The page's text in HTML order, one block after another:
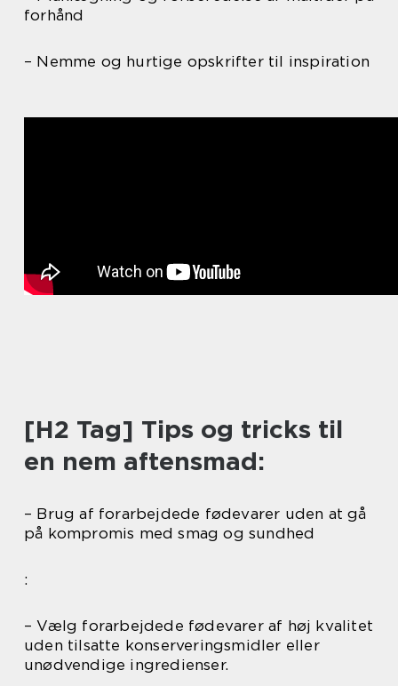
forhånd
– Nemme og hurtige opskrifter til inspiration
[H2 Tag] Tips og tricks til
en nem aftensmad:
– Brug af forarbejdede fødevarer uden at gå
på kompromis med smag og sundhed
:
– Vælg forarbejdede fødevarer af høj kvalitet
uden tilsatte konserveringsmidler eller
unødvendige ingredienser.